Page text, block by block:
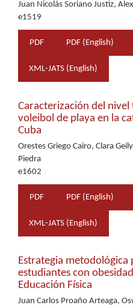
Juan Nicolás Soriano Justiz,
e1519
PDF PDF (English)
XML-JATS (English)
Caracterización del nivel
voleibol de playa en la
Cuba
Orestes Griego Cairo, Clara
Piedra
e1602
PDF PDF (English)
XML-JATS (English)
Estrategia metodológica
estudiantes con
Educación Física
Juan Carlos Proaño Arteaga,